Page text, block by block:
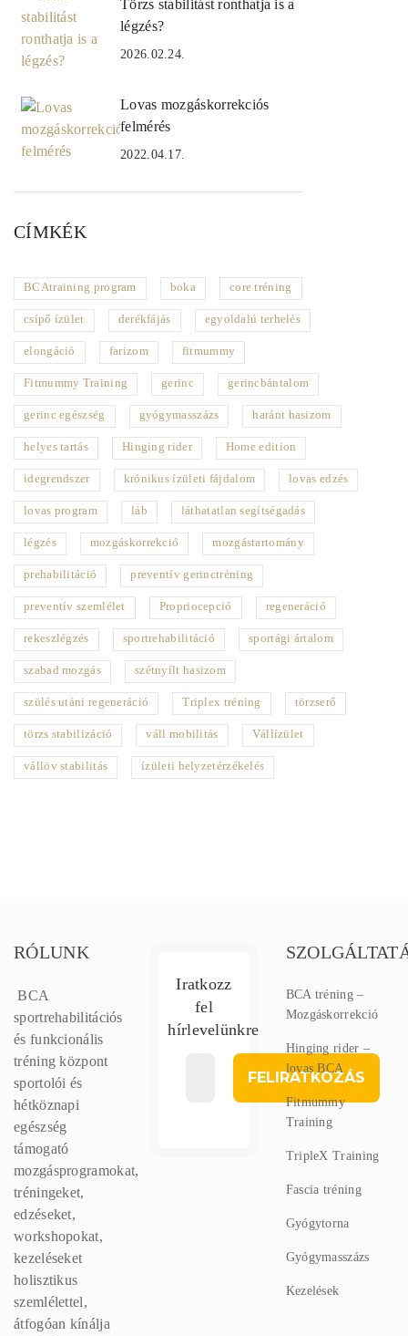
Törzs stabilitást ronthatja is a
légzés?
2026.02.24.
Lovas mozgáskorrekciós
felmérés
2022.04.17.
CÍMKÉK
BCAtraining program boka core tréning
csípő ízület derékfájás egyoldalú terhelés
elongáció farizom fitmummy
Fitmummy Training gerinc gerincbántalom
gerinc egészség gyógymasszázs haránt hasizom
helyes tartás Hinging rider Home edition
idegrendszer krónikus ízületi fájdalom lovas edzés
lovas program láb láthatatlan segítségadás
légzés mozgáskorrekció mozgástartomány
prehabilitáció preventív gerinctréning
preventív szemlélet Propriocepció regeneráció
rekeszlégzés sportrehabilitáció sportági ártalom
szabad mozgás szétnyílt hasizom
szülés utáni regeneráció Triplex tréning törzserő
törzs stabilizáció váll mobilitás Vállízület
vállöv stabilitás ízületi helyzetérzékelés
RÓLUNK
BCA
sportrehabilitációs
és funkcionális
tréning központ
sportolói és
hétköznapi
egészség
támogató
mozgásprogramokat,
tréningeket,
edzéseket,
workshopokat,
kezeléseket
holisztikus
szemlélettel,
átfogóan kínálja
Iratkozz
fel
hírlevelünkre
BCA tréning –
Mozgáskorrekció
Hinging rider –
lovas BCA
Fitmummy
Training
TripleX Training
Fascia tréning
Gyógytorna
Gyógymasszázs
Kezelések